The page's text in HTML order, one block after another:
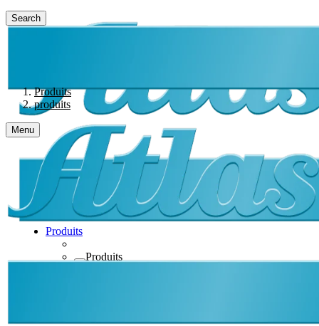
Search
Produits
produits
Menu
Produits
Produits